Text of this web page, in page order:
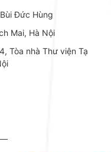
Đức Hùng
Mai, Hà Nội
Tòa nhà Thư viện Tạ